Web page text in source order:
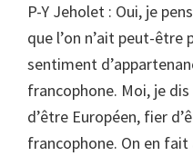
P-Y Jeholet : Oui, je
que l’on n’ait peut-être
sentiment
francophone. Moi, je
d’être Européen, fier
francophone. On en